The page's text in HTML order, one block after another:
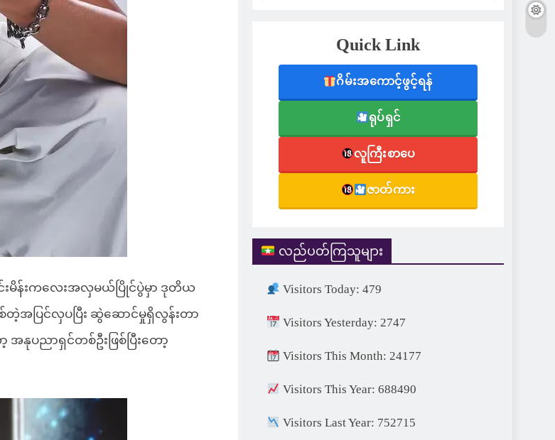
ာင်းမိန်းကလေးအလှမယ်ပြိုင်ပွဲမှာ ဒုတိယ
တဲ့အပြင်လှပပြီး ဆွဲဆောင်မှုရှိလွန်းတာ
နုပညာရှင်တစ်ဦးဖြစ်ပြီးတော့
Quick Link
ဂိမ်းအကောင့်ဖွင့်ရန်
ရုပ်ရှင်
လူကြီးစာပေ
ဇာတ်ကား
လည်ပတ်ကြသူများ
Visitors Today: 479
Visitors Yesterday: 2747
Visitors This Month: 24177
Visitors This Year: 688490
Visitors Last Year: 752715